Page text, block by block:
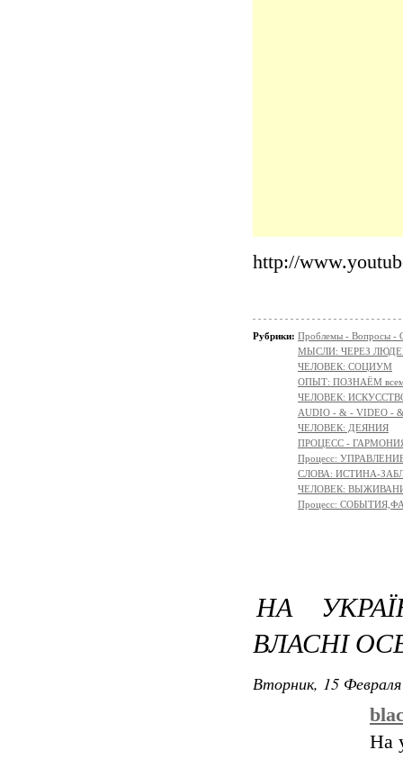
http://
Рубрики: Проблемы - Вопросы -
МЫСЛИ: ЧЕРЕЗ
ЧЕЛОВЕК: СОЦИУМ
ОПЫТ: ПОЗНАЁМ всем
ЧЕЛОВЕК:
AUDIO - & - VIDEO -
ЧЕЛОВЕК: ДЕЯНИЯ
ПРОЦЕСС -
Процесс:
СЛОВА: ИСТИНА-
ЧЕЛОВЕК: ВЫЖИВАНИЕ
Процесс:
НА
ВЛАСНІ
Вторник, 15
На